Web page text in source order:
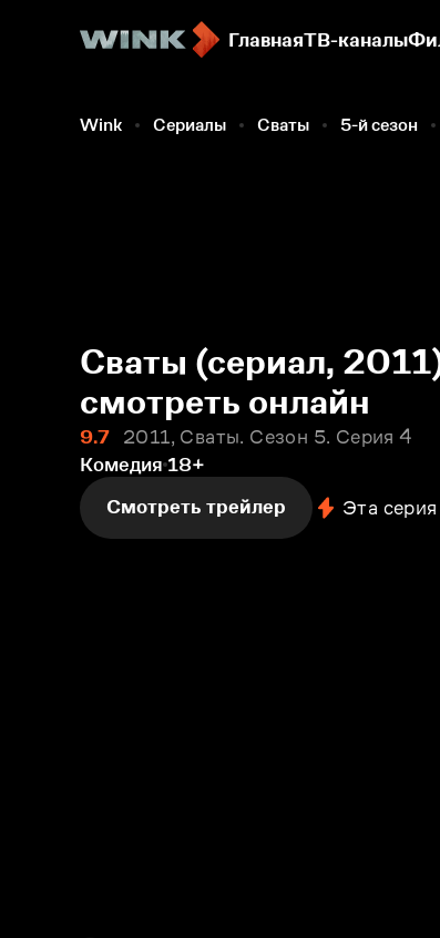
ГлавнаяТВ-каналы
Wink Сериалы Сваты 5-й сезон
Сваты (сериал,
смотреть онлайн
9.7
2011, Сваты. Сезон 5. Серия 4
Комедия 18+
Смотреть трейлер
Эта